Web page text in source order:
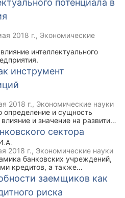
потенциала в
2018 г., Экономические
интеллектуального
инструмент
2018 г., Экономические науки
определение и сущность
и значение на развитие
привлекательность
его формирования и
сектора
2018 г., Экономические науки
банковских учреждений,
кредитов, а также
заемщиков как
риска